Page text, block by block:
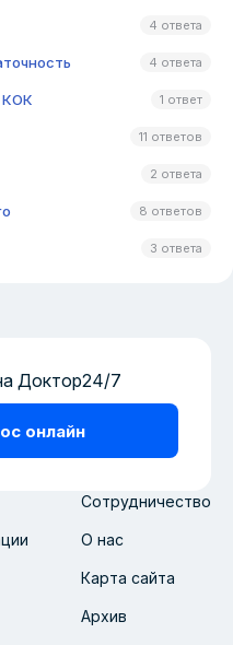
4 ответа
4 ответа
КОК 1 ответ
11 ответов
2 ответа
8 ответов
3 ответа
Сотрудничество
О нас
Карта сайта
Архив
Доктор24/7
онлайн